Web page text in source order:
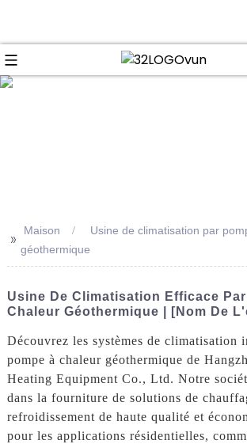
>> Maison
Usine de climatisation par
géothermique
Usine De Climatisation Efficace
Chaleur Géothermique | [Nom De
Découvrez les systèmes de climatisation
pompe à chaleur géothermique de
Heating Equipment Co., Ltd. Notre
dans la fourniture de solutions de
refroidissement de haute qualité et
pour les applications résidentielles,